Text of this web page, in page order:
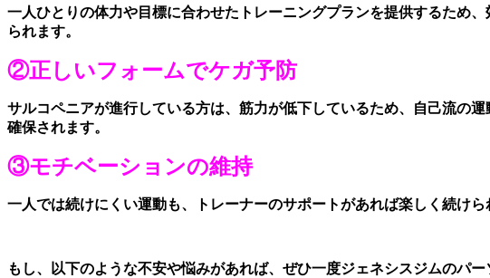
一人ひとりの体力や目標に合わせたトレーニングプランを提供するため
られます。
②正しいフォームでケガ予防
サルコペニアが進行している方は、筋力が低下しているため、自己流の
確保されます。
③モチベーションの維持
一人では続けにくい運動も、トレーナーのサポートがあれば楽しく続け
もし、以下のような不安や悩みがあれば、ぜひ一度ジェネシスジムのパ